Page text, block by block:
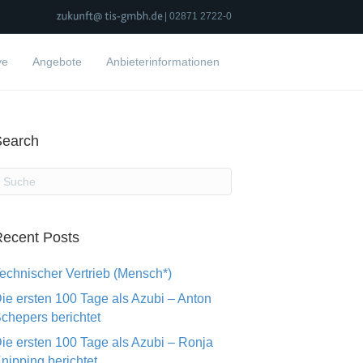
| 02871 2722-0
Angebote Anbieterinformationen
Posts
Vertrieb (Mensch*)
ersten 100 Tage als Azubi – Anton
berichtet
ersten 100 Tage als Azubi – Ronja